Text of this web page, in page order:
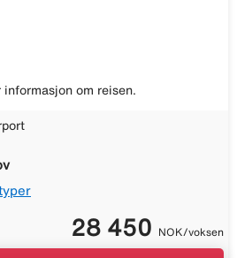
informasjon om reisen.
28 450 NOK/voksen